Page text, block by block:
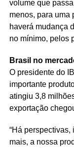
volume que
menos, para uma
haverá mudança
no mínimo, pelos
Brasil no
O presidente do
importante
atingiu 3,8
exportação
“Há
mais, a nossa